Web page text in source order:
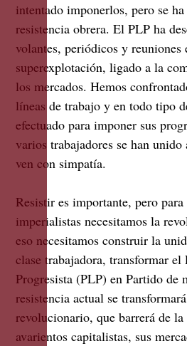
intentado imponerlos, pero se
resistencia obrera. El PLP ha
volantes, periódicos y reuniones
superexplotación, ligado a la
los mercados. Hemos
líneas de trabajo y en todo tipo
efectuado para imponer sus
varios trabajadores se han
ven con simpatía.
Resistir es importante, pero
imperialistas necesitamos la
eso necesitamos construir la
clase trabajadora, transformar
Progresista (PLP) en Partido de
resistencia actual se
revolucionario, que barrerá de
avarientos capitalistas, sus